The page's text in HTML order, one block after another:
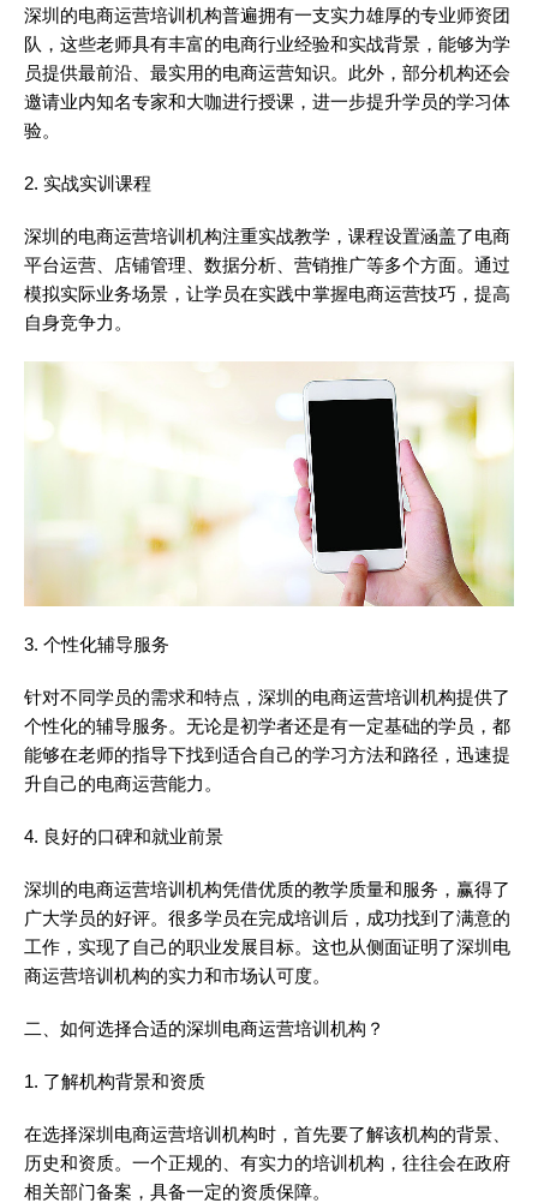
深圳的电商运营培训机构普遍拥有一支实力雄厚的专业师资团
队，这些老师具有丰富的电商行业经验和实战背景，能够为学
员提供最前沿、最实用的电商运营知识。此外，部分机构还会
邀请业内知名专家和大咖进行授课，进一步提升学员的学习体
验。
2. 实战实训课程
深圳的电商运营培训机构注重实战教学，课程设置涵盖了电商
平台运营、店铺管理、数据分析、营销推广等多个方面。通过
模拟实际业务场景，让学员在实践中掌握电商运营技巧，提高
自身竞争力。
3. 个性化辅导服务
针对不同学员的需求和特点，深圳的电商运营培训机构提供了
个性化的辅导服务。无论是初学者还是有一定基础的学员，都
能够在老师的指导下找到适合自己的学习方法和路径，迅速提
升自己的电商运营能力。
4. 良好的口碑和就业前景
深圳的电商运营培训机构凭借优质的教学质量和服务，赢得了
广大学员的好评。很多学员在完成培训后，成功找到了满意的
工作，实现了自己的职业发展目标。这也从侧面证明了深圳电
商运营培训机构的实力和市场认可度。
二、如何选择合适的深圳电商运营培训机构？
1. 了解机构背景和资质
在选择深圳电商运营培训机构时，首先要了解该机构的背景、
历史和资质。一个正规的、有实力的培训机构，往往会在政府
相关部门备案，具备一定的资质保障。